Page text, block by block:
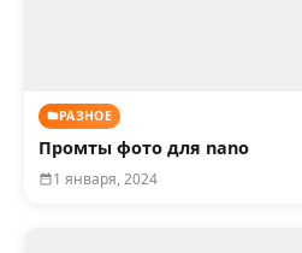
РАЗНОЕ
Промты фото для nano
1 января, 2024